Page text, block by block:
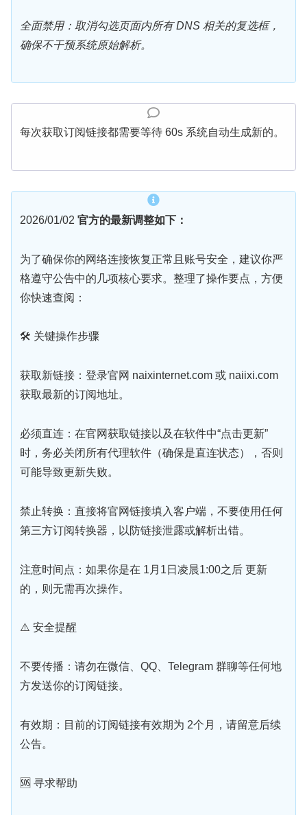
全面禁用：取消勾选页面内所有 DNS 相关的复选框，
确保不干预系统原始解析。
每次获取订阅链接都需要等待 60s 系统自动生成新的。
2026/01/02 官方的最新调整如下：
为了确保你的网络连接恢复正常且账号安全，建议你严
格遵守公告中的几项核心要求。整理了操作要点，方便
你快速查阅：
🛠 关键操作步骤
获取新链接：登录官网 naixinternet.com 或 naiixi.com
获取最新的订阅地址。
必须直连：在官网获取链接以及在软件中“点击更新”
时，务必关闭所有代理软件（确保是直连状态），否则
可能导致更新失败。
禁止转换：直接将官网链接填入客户端，不要使用任何
第三方订阅转换器，以防链接泄露或解析出错。
注意时间点：如果你是在 1月1日凌晨1:00之后 更新
的，则无需再次操作。
⚠️ 安全提醒
不要传播：请勿在微信、QQ、Telegram 群聊等任何地
方发送你的订阅链接。
有效期：目前的订阅链接有效期为 2个月，请留意后续
公告。
🆘 寻求帮助